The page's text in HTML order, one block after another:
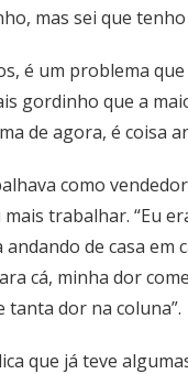
mas sei que tenho
é um problema
gordinho que a
de agora, é coisa
como
trabalhar. “Eu
de casa em
cá, minha dor
tanta dor na coluna”.
que já teve